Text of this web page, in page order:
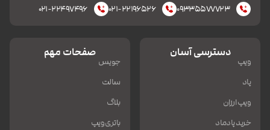
۰۹۳۳۵۵۷۷۷۲۳
۰۲۱-۲۲۱۹۶۵۲۶ ۰۲۱-۲۲۴۹۷۴۹۶
دسترسی آسان
ویپ
پاد
ویپ ارزان
خرید پادماد
صفحات مهم
جویس
سالت
بلاگ
باتری ویپ